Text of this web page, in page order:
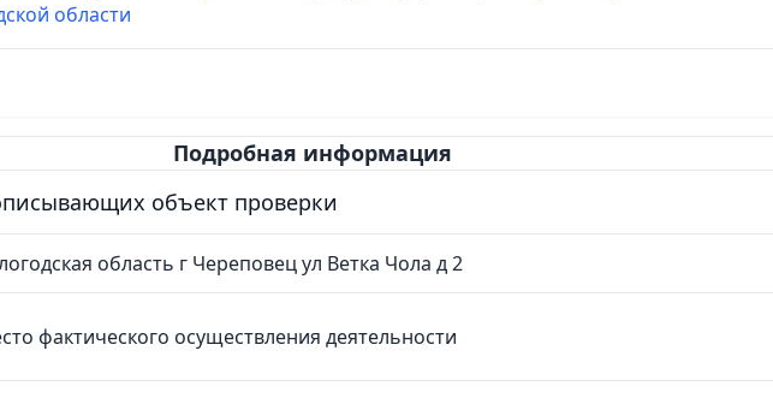
области
Подробная информация
объект проверки
область г Череповец ул Ветка Чола д 2
фактического осуществления деятельности